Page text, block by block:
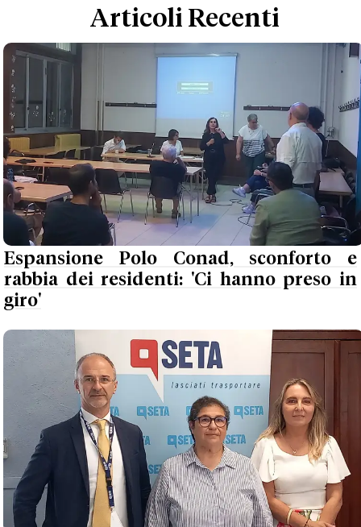
Articoli Recenti
Espansione Polo Conad, sconforto e
rabbia dei residenti: 'Ci hanno preso in
giro'